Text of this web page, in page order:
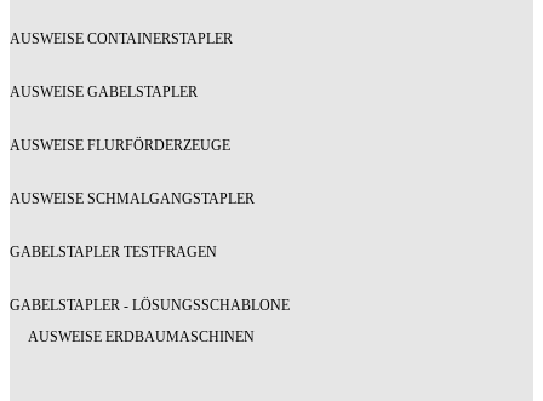
AUSWEISE CONTAINERSTAPLER
AUSWEISE GABELSTAPLER
AUSWEISE FLURFÖRDERZEUGE
AUSWEISE SCHMALGANGSTAPLER
GABELSTAPLER TESTFRAGEN
GABELSTAPLER - LÖSUNGSSCHABLONE
AUSWEISE ERDBAUMASCHINEN